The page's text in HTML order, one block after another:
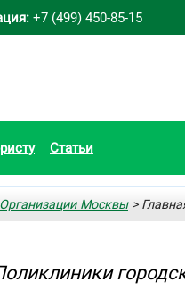
+7 (499) 450-85-15
Статьи
Организации Москвы>